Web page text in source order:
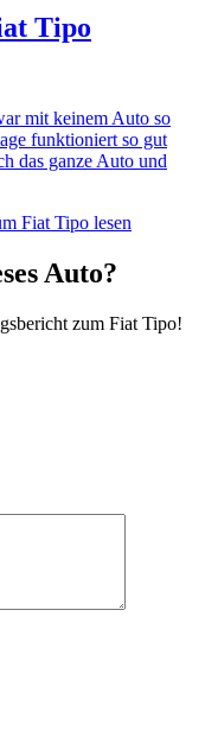
Tipo
mit keinem Auto so
funktioniert so gut
das ganze Auto und
Fiat Tipo lesen
Auto?
zum Fiat Tipo!